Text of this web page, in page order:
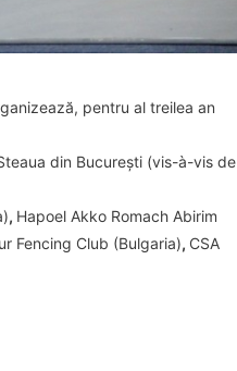
pentru al treilea an
din București (vis-à-vis de
, Hapoel Akko Romach Abirim
Fencing Club (Bulgaria), CSA